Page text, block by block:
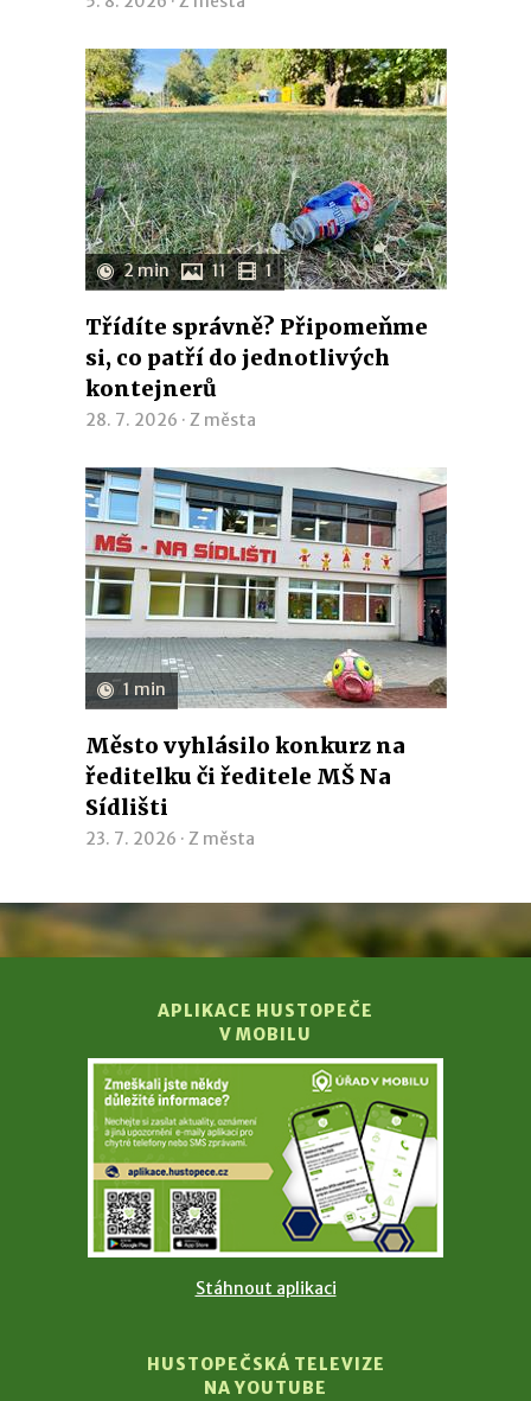
2 min 11 1
Třídíte správně? Připomeňme
si, co patří do jednotlivých
kontejnerů
28. 7. 2026 · Z města
1 min
Město vyhlásilo konkurz na
ředitelku či ředitele MŠ Na
Sídlišti
23. 7. 2026 · Z města
APLIKACE HUSTOPEČE
V MOBILU
Stáhnout aplikaci
HUSTOPEČSKÁ TELEVIZE
NA YOUTUBE